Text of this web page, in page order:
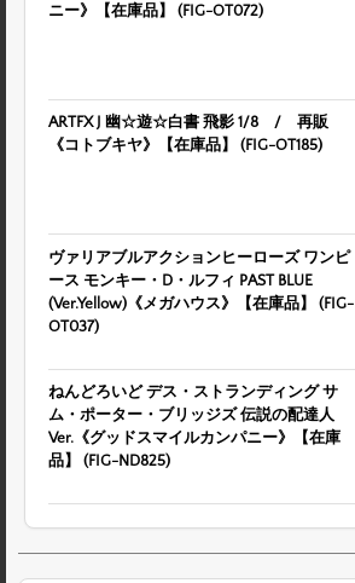
ニー》【在庫品】 (FIG-OT072)
ARTFX J 幽☆遊☆白書 飛影 1/8 / 再販
《コトブキヤ》【在庫品】 (FIG-OT185)
ヴァリアブルアクションヒーローズ ワンピ
ース モンキー・D・ルフィ PAST BLUE
(Ver.Yellow)《メガハウス》【在庫品】 (FIG-
OT037)
ねんどろいど デス・ストランディング サ
ム・ポーター・ブリッジズ 伝説の配達人
Ver.《グッドスマイルカンパニー》【在庫
品】 (FIG-ND825)